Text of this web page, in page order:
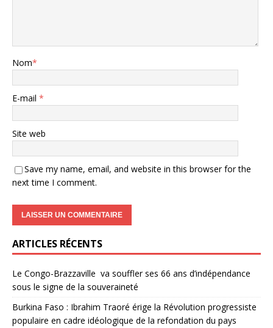
Nom*
E-mail *
Site web
Save my name, email, and website in this browser for the
next time I comment.
ARTICLES RÉCENTS
Le Congo-Brazzaville va souffler ses 66 ans d’indépendance
sous le signe de la souveraineté
Burkina Faso : Ibrahim Traoré érige la Révolution progressiste
populaire en cadre idéologique de la refondation du pays